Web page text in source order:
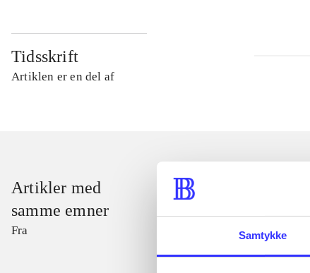
Samtykke
Tidsskrift
Artiklen er en del af
Artikler med
samme emner
Fra